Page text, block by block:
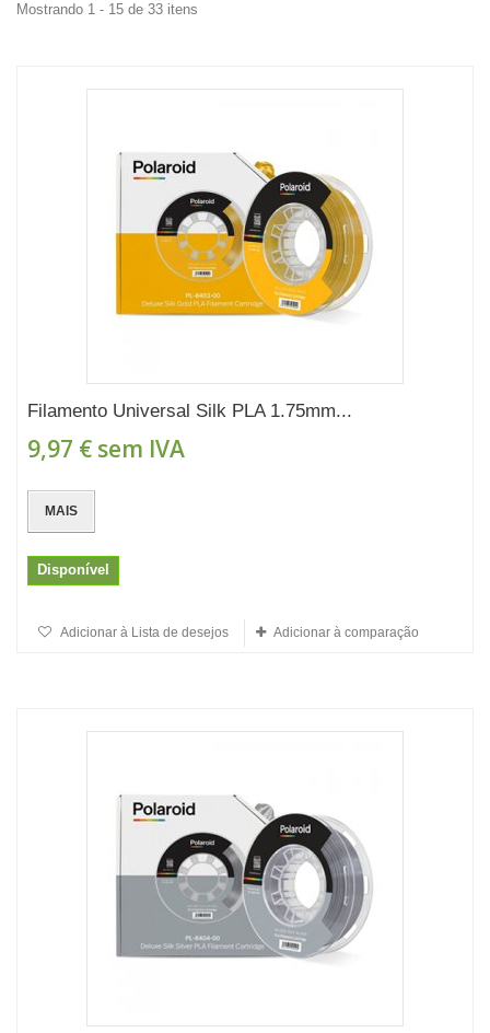
Mostrando 1 - 15 de 33 itens
Filamento Universal Silk PLA 1.75mm...
9,97 € sem IVA
MAIS
Disponível
Adicionar à Lista de desejos Adicionar à comparação